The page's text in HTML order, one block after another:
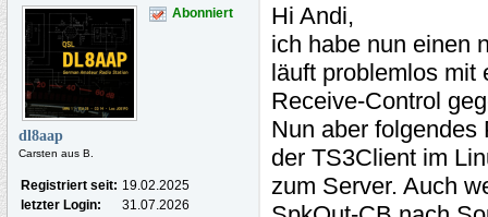
Abonniert
dl8aap
Carsten aus B.
Registriert seit: 19.02.2025
letzter Login:
31.07.2026
Hi Andi,
ich habe nun einen
läuft problemlos mit
Receive-Control
Nun aber folgendes
der TS3Client im
zum Server. Auch